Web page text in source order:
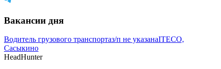
Вакансии дня
Водитель грузового транспортаз/п не указанаITECO,
Сасыкино
HeadHunter